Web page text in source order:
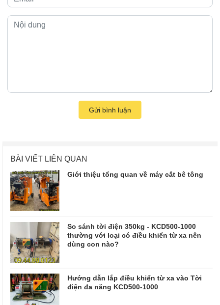
Gửi bình luận
BÀI VIẾT LIÊN QUAN
Giới thiệu tổng quan về máy cắt bê tông
So sánh tời điện 350kg - KCD500-1000
thường với loại có điều khiển từ xa nên
dùng con nào?
Hướng dẫn lắp điều khiển từ xa vào Tời
điện đa năng KCD500-1000